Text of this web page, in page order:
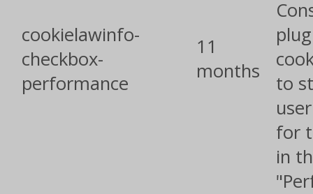
cookielawinfo-
checkbox-
performance
11
months
to
for
in